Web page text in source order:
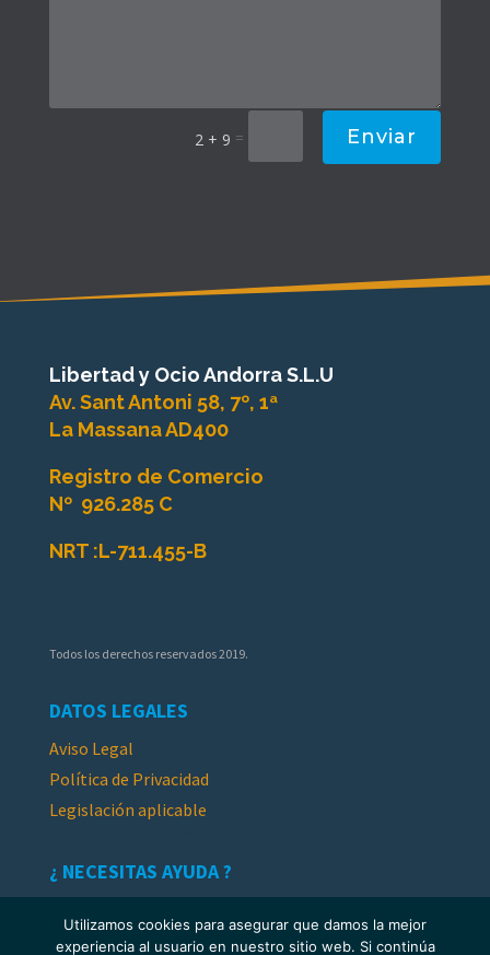
2 + 9 = Enviar
Libertad y Ocio Andorra S.L.U
Av. Sant Antoni 58, 7º, 1ª
La Massana AD400
Registro de Comercio
Nº 926.285 C
NRT :L-711.455-B
Todos los derechos reservados 2019.
DATOS LEGALES
Aviso Legal
Política de Privacidad
Legislación aplicable
¿ NECESITAS AYUDA ?
Utilizamos cookies para asegurar que damos la mejor
experiencia al usuario en nuestro sitio web. Si continúa